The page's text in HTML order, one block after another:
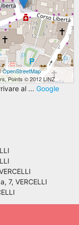
OpenStreetMap
Points © 2012 LINZ
al ... Google
7, VERCELLI